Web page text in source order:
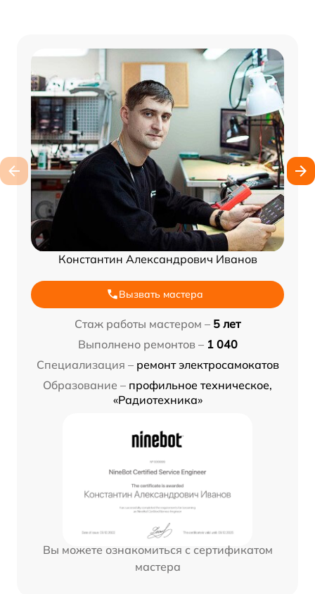
Константин Александрович Иванов
Вызвать мастера
Стаж работы мастером – 5 лет
Выполнено ремонтов – 1 040
Специализация – ремонт электросамокатов
Образование – профильное техническое,
«Радиотехника»
Вы можете ознакомиться с сертификатом
мастера